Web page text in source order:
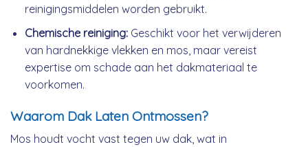
reinigingsmiddelen worden gebruikt.
Chemische reiniging:Geschikt voor het verwijderen
van hardnekkige vlekken en mos, maar vereist
expertise om schade aan het dakmateriaal te
voorkomen.
Waarom Dak Laten Ontmossen?
Mos houdt vocht vast tegen uw dak, wat in